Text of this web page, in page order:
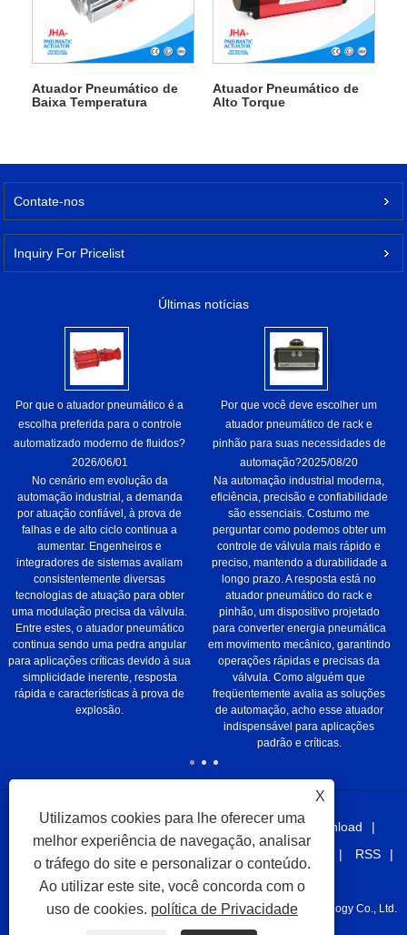
Atuador Pneumático de
Baixa Temperatura
Atuador Pneumático de
Alto Torque
Contate-nos
Inquiry For Pricelist
Últimas notícias
Por que o atuador pneumático é a
escolha preferida para o controle
automatizado moderno de fluidos?
2026/06/01
No cenário em evolução da
automação industrial, a demanda
por atuação confiável, à prova de
falhas e de alto ciclo continua a
aumentar. Engenheiros e
integradores de sistemas avaliam
consistentemente diversas
tecnologias de atuação para obter
uma modulação precisa da válvula.
Entre estes, o atuador pneumático
continua sendo uma pedra angular
para aplicações críticas devido à sua
simplicidade inerente, resposta
rápida e características à prova de
explosão.
Por que você deve escolher um
atuador pneumático de rack e
pinhão para suas necessidades de
automação?2025/08/20
Na automação industrial moderna,
eficiência, precisão e confiabilidade
são essenciais. Costumo me
perguntar como podemos obter um
controle de válvula mais rápido e
preciso, mantendo a durabilidade a
longo prazo. A resposta está no
atuador pneumático do rack e
pinhão, um dispositivo projetado
para converter energia pneumática
em movimento mecânico, garantindo
operações rápidas e precisas da
válvula. Como alguém que
freqüentemente avalia as soluções
de automação, acho esse atuador
indispensável para aplicações
padrão e críticas.
Lar Sobre nós Produtos Notícias
Download
Enviar consulta
links Sitemap
RSS
XML
Privacy Policy
Copyright © 2021 Taizhou Juhang Automation Equipment Technology Co., Ltd.
X
Utilizamos cookies para lhe oferecer uma
melhor experiência de navegação, analisar
o tráfego do site e personalizar o conteúdo.
Ao utilizar este site, você concorda com o
uso de cookies. política de Privacidade